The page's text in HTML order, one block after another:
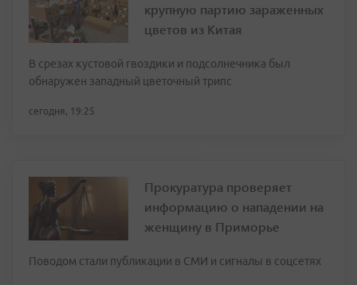
крупную партию зараженных
цветов из Китая
В срезах кустовой гвоздики и подсолнечника был
обнаружен западный цветочный трипс
сегодня, 19:25
Прокуратура проверяет
информацию о нападении на
женщину в Приморье
Поводом стали публикации в СМИ и сигналы в соцсетях